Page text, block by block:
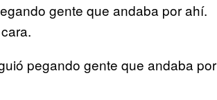
gente que andaba por ahí.
pegando gente que andaba por